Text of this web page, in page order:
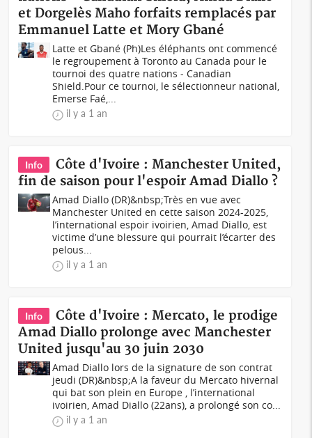
et Dorgelès Maho forfaits remplacés par
Emmanuel Latte et Mory Gbané
Latte et Gbané (Ph)Les éléphants ont commencé
le regroupement à Toronto au Canada pour le
tournoi des quatre nations - Canadian
Shield.Pour ce tournoi, le sélectionneur national,
Emerse Faé,...
il y a 1 an
Info
Côte d'Ivoire : Manchester United,
fin de saison pour l'espoir Amad Diallo ?
Amad Diallo (DR)&nbsp;Très en vue avec
Manchester United en cette saison 2024-2025,
l’international espoir ivoirien, Amad Diallo, est
victime d’une blessure qui pourrait l’écarter des
pelous...
il y a 1 an
Info
Côte d'Ivoire : Mercato, le prodige
Amad Diallo prolonge avec Manchester
United jusqu'au 30 juin 2030
Amad Diallo lors de la signature de son contrat
jeudi (DR)&nbsp;A la faveur du Mercato hivernal
qui bat son plein en Europe , l’international
ivoirien, Amad Diallo (22ans), a prolongé son co...
il y a 1 an